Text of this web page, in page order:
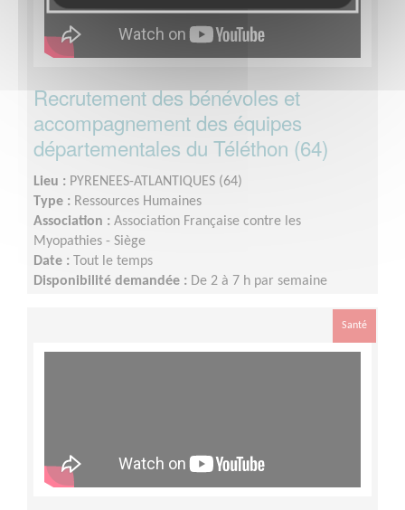
Recrutement des bénévoles et
accompagnement des équipes
départementales du Téléthon (64)
Lieu : PYRENEES-ATLANTIQUES (64)
Type : Ressources Humaines
Association : Association Française contre les
Myopathies - Siège
Date :
Tout le temps
Disponibilité demandée : De 2 à 7 h par semaine
Santé